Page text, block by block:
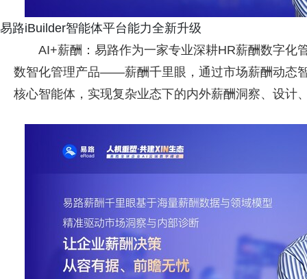
易路iBuilder智能体平台能力全新升级
AI+薪酬：易路作为一家专业深耕HR薪酬数字化
数智化管理产品——薪酬千里眼，通过市场薪酬动态
核心智能体，实现复杂业态下的内外薪酬洞察、设计